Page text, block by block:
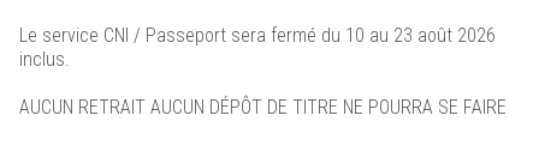
Le service CNI / Passeport sera fermé du 10 au 23 août 2026
inclus.
AUCUN RETRAIT AUCUN DÉPÔT DE TITRE NE POURRA SE FAIRE